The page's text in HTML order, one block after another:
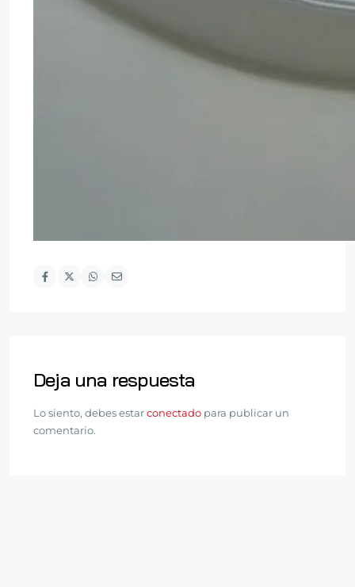
Deja una respuesta
Lo siento, debes estarconectado para publicar un
comentario.